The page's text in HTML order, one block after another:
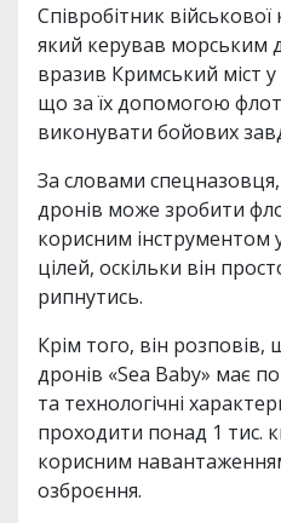
Співробітник
який керував морським
вразив Кримський міст у
що за їх допомогою
виконувати бойових
За словами
дронів може зробити
корисним інструментом
цілей, оскільки він
рипнутись.
Крім того, він
дронів «Sea Baby» має
та технологічні
проходити понад 1 тис.
корисним
озброєння.